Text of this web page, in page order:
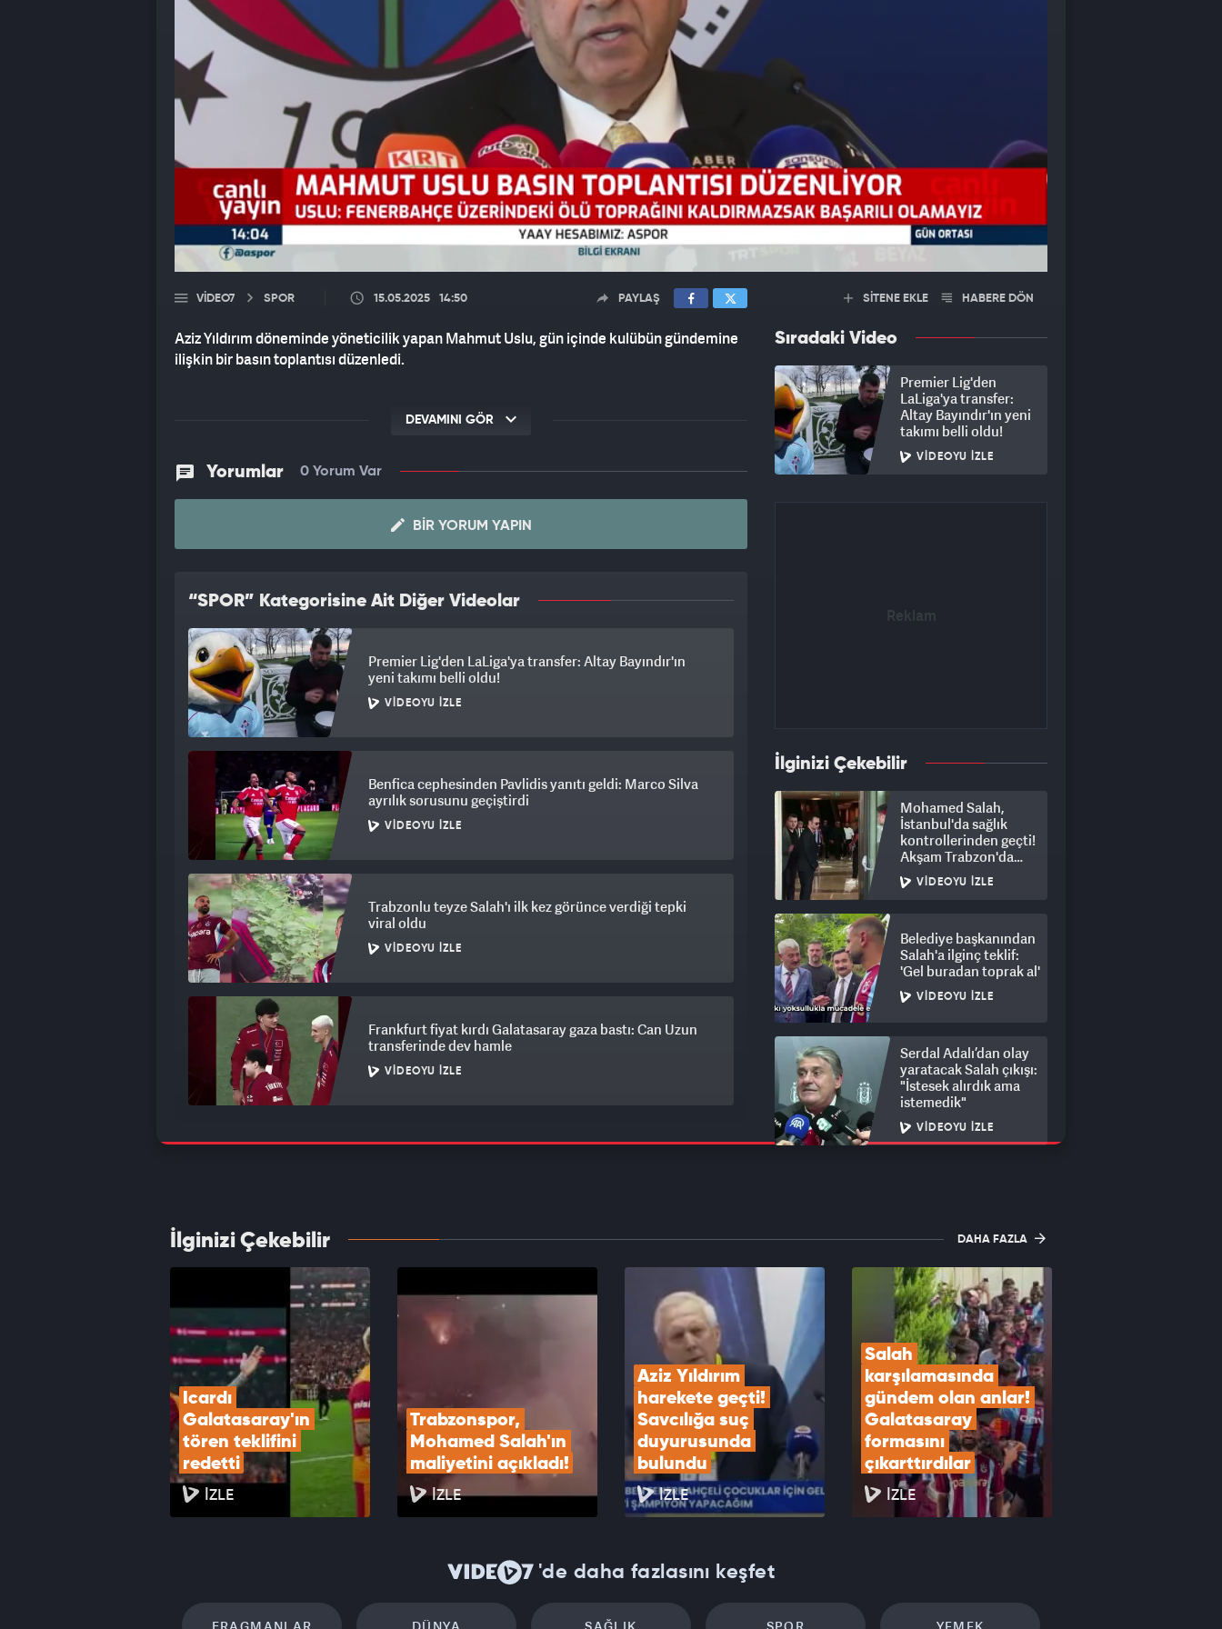
VIDEO7 SPOR 15.05.2025 14:50 PAYLAŞ
Aziz Yıldırım döneminde yöneticilik yapan Mahmut Uslu, gün içinde kulübün gündemine
ilişkin bir basın toplantısı düzenledi.
DEVAMINI GÖR
Yorumlar 0 Yorum Var
BIR YORUM YAPIN
“SPOR” Kategorisine Ait Diğer Videolar
Premier Lig'den LaLiga'ya transfer: Altay Bayındır'ın
yeni takımı belli oldu!
VIDEOYU İZLE
Benfica cephesinden Pavlidis yanıtı geldi: Marco Silva
ayrılık sorusunu geçiştirdi
VIDEOYU İZLE
Trabzonlu teyze Salah'ı ilk kez görünce verdiği tepki
viral oldu
VIDEOYU İZLE
Frankfurt fiyat kırdı Galatasaray gaza bastı: Can Uzun
transferinde dev hamle
VIDEOYU İZLE
Icardı Galatasaray'ın tören teklifini redetti
SİTENE EKLE HABERE DÖN
Sıradaki Video
Premier Lig'den
LaLiga'ya transfer:
Altay Bayındır'ın yeni
takımı belli oldu!
VIDEOYU İZLE
İlginizi Çekebilir
Mohamed Salah,
İstanbul'da sağlık
kontrollerinden geçti!
Akşam Trabzon'da
olacak
VIDEOYU İZLE
Belediye başkanından
Salah'a ilginç teklif:
'Gel buradan toprak al'
VIDEOYU İZLE
Serdal Adalı’dan olay
yaratacak Salah çıkışı:
"İstesek alırdık ama
istemedik"
VIDEOYU İZLE
İlginizi Çekebilir DAHA FAZLA
Icardı
Galatasaray'ın
tören teklifini
redetti
İZLE
Trabzonspor,
Mohamed Salah'ın
maliyetini açıkladı!
İZLE
Aziz Yıldırım
harekete geçti!
Savcılığa suç
duyurusunda
bulundu
İZLE
Salah
karşılamasında
gündem olan anlar!
Galatasaray
formasını
çıkarttırdılar
İZLE
'de daha fazlasını keşfet